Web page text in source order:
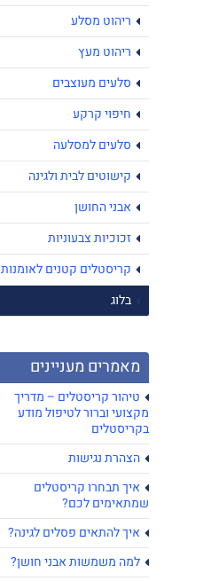
ריהוט מסלע
ריהוט מעץ
סלעים מעוצבים
חיפוי קרקע
סלעים למסלעה
קישוטים לבית ולגינה
אבני החושן
זכוכיות צבעוניות
קריסטלים קטנים לאומנות
בלוג
מאמרים מעניינים
טיהור קריסטלים – מדריך
מקצועי וברור לטיפול מודע
בקריסטלים
הצהרת נגישות
איך תבחרו קריסטלים
שמתאימים לכם?
איך להתאים פסלים לגינה?
למה משמשות אבני חושן?